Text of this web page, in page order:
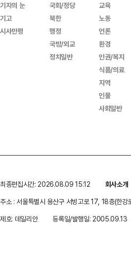
기자의 눈
기고
시사만평
국회/정당
북한
행정
국방/외교
정치일반
교육
노동
언론
환경
인권/복지
식품/의료
지역
인물
사회일반
최종편집시간: 2026.08.09 15:12 회사소개
주소 : 서울특별시 용산구 서빙고로 17, 18층(한강
제호: 데일리안
등록일/발행일: 2005.09.13